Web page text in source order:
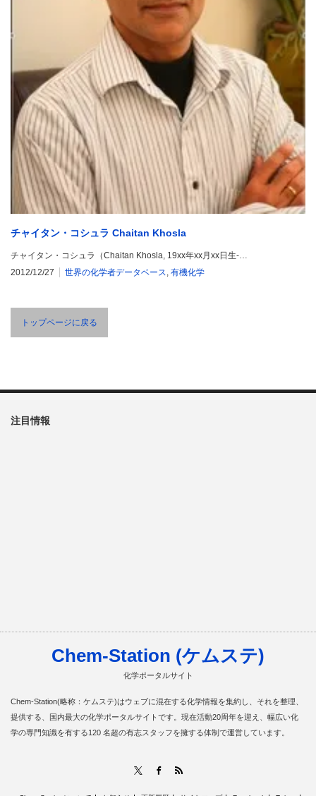
チャイタン・コシュラ Chaitan Khosla
チャイタン・コシュラ（Chaitan Khosla, 19xx年xx月xx日生-…
2012/12/27
世界の化学者データベース 有機化学
トップページに戻る
注目情報
Chem-Station (ケムステ)
化学ポータルサイト
Chem-Station(略称：ケムステ)はウェブに混在する化学情報を集約し、それを整理、
提供する、国内最大の化学ポータルサイトです。現在活動20周年を迎え、幅広い化
学の専門知識を有する120 名超の有志スタッフを擁する体制で運営しています。
Facebook